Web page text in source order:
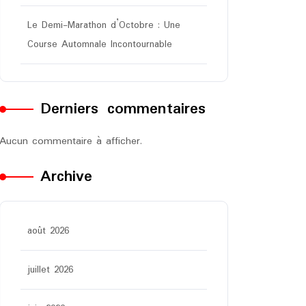
Le Demi-Marathon d’Octobre : Une
Course Automnale Incontournable
Derniers commentaires
Aucun commentaire à afficher.
Archive
août 2026
juillet 2026